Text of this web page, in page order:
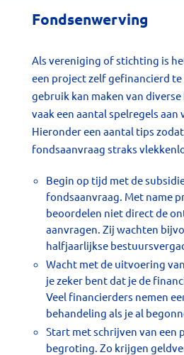
Fondsenwerving
Als vereniging of stichting is
een project zelf gefinancierd
gebruik kan maken van
vaak een aantal spelregels aan
Hieronder een aantal tips
fondsaanvraag straks
Begin op tijd met de
fondsaanvraag. Met name
beoordelen niet direct de
aanvragen. Zij wachten
halfjaarlijkse
Wacht met de uitvoering
je zeker bent dat je de
Veel financierders nemen
behandeling als je al
Start met schrijven van een
begroting. Zo krijgen